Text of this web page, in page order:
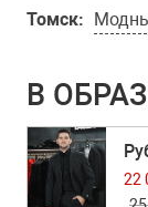
Томск:
В
22